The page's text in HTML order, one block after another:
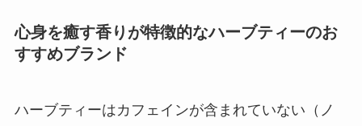
心身を癒す香りが特徴的なハーブティーのお
すすめブランド
ハーブティーはカフェインが含まれていない（ノ